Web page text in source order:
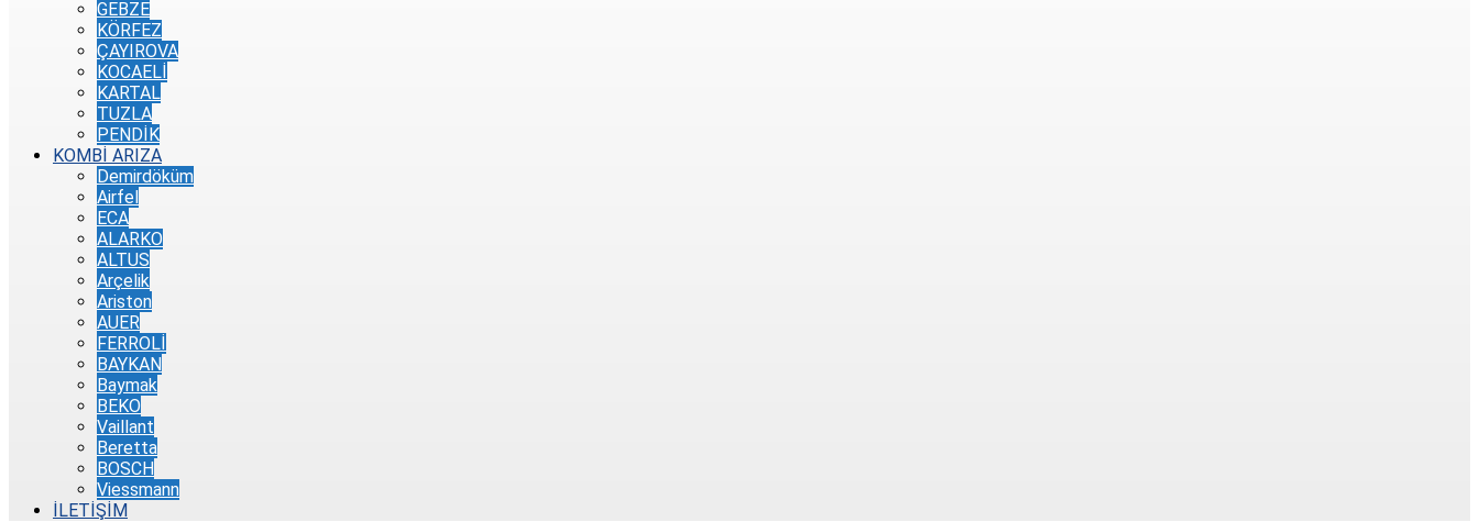
GEBZE
KÖRFEZ
ÇAYIROVA
KOCAELİ
KARTAL
TUZLA
PENDİK
KOMBİ ARIZA
Demirdöküm
Airfel
ECA
ALARKO
ALTUS
Arçelik
Ariston
AUER
FERROLİ
BAYKAN
Baymak
BEKO
Vaillant
Beretta
BOSCH
Viessmann
İLETİŞİM